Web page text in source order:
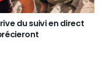
du suivi en direct